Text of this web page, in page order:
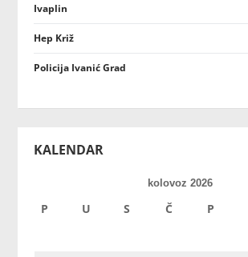
Ivaplin
Hep Križ
Policija Ivanić Grad
KALENDAR
kolovoz 2026
P U S Č P